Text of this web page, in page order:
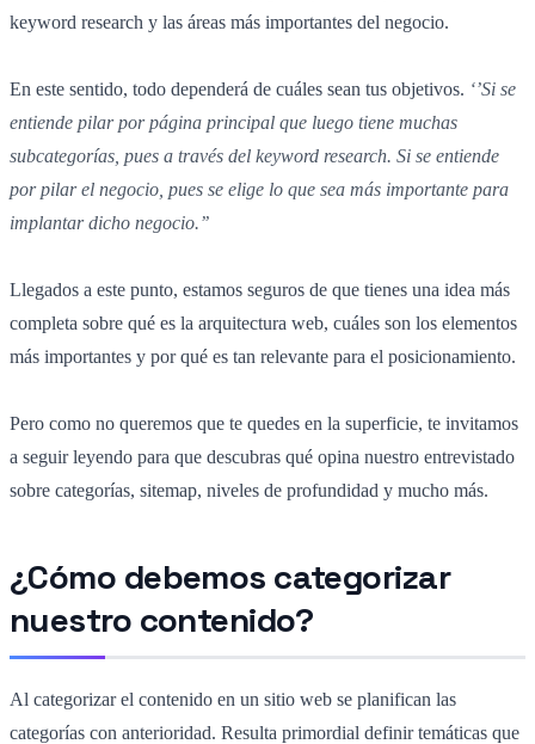
keyword research y las áreas más importantes del negocio.
En este sentido, todo dependerá de cuáles sean tus objetivos. ‘’Si se
entiende pilar por página principal que luego tiene muchas
subcategorías, pues a través del keyword research. Si se entiende
por pilar el negocio, pues se elige lo que sea más importante para
implantar dicho negocio.’’
Llegados a este punto, estamos seguros de que tienes una idea más
completa sobre qué es la arquitectura web, cuáles son los elementos
más importantes y por qué es tan relevante para el posicionamiento.
Pero como no queremos que te quedes en la superficie, te invitamos
a seguir leyendo para que descubras qué opina nuestro entrevistado
sobre categorías, sitemap, niveles de profundidad y mucho más.
¿Cómo debemos categorizar
nuestro contenido?
Al categorizar el contenido en un sitio web se planifican las
categorías con anterioridad. Resulta primordial definir temáticas que